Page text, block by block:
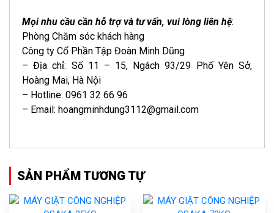
Mọi nhu cầu cần hỗ trợ và tư vấn, vui lòng liên hệ:
Phòng Chăm sóc khách hàng
Công ty Cổ Phần Tập Đoàn Minh Dũng
– Địa chỉ: Số 11 – 15, Ngách 93/29 Phố Yên Sở,
Hoàng Mai, Hà Nội
– Hotline: 0961 32 66 96
– Email: hoangminhdung3112@gmail.com
SẢN PHẨM TƯƠNG TỰ